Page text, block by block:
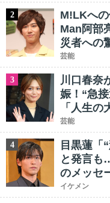
2
M!LKへ
Man阿部
災者への
芸能
3
川口春奈
娠！“急
「人生の
芸能
4
目黒蓮「
と発言も
のメッセ
イケメン